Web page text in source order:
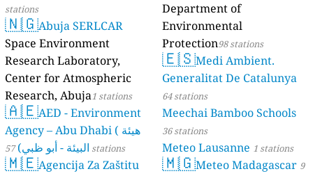
stations
🇳🇬Abuja SERLCAR
Space Environment
Research Laboratory,
Center for Atmospheric
Research, Abuja1 stations
🇦🇪AED - Environment
Agency – Abu Dhabi ( هيئة
البيئة - أبو ظبي) 57 stations
🇲🇪Agencija Za Zaštitu
Department of
Environmental
Protection98 stations
🇪🇸Medi Ambient.
Generalitat De Catalunya
64 stations
Meechai Bamboo Schools
36 stations
Meteo Lausanne 1 stations
🇲🇬Meteo Madagascar 9